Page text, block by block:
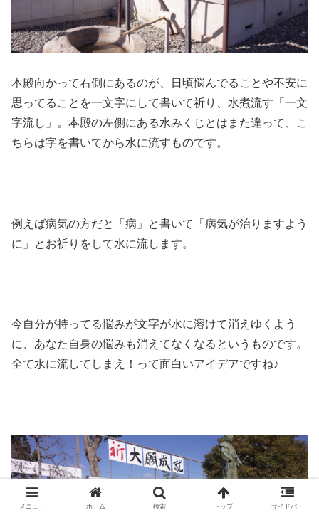
本殿向かって右側にあるのが、日頃悩んでることや不安に
思ってることを一文字にして書いて祈り、水煮流す「一文
字流し」。本殿の左側にある水みくじとはまた違って、こ
ちらは字を書いてから水に流すものです。
例えば病気の方だと「病」と書いて「病気が治りますよう
に」とお祈りをして水に流します。
今自分が持ってる悩みが文字が水に溶けて消えゆくよう
に、あなた自身の悩みも消えてなくなるというものです。
全て水に流してしまえ！って面白いアイデアですね♪
メニュー ホーム 検索 トップ サイドバー